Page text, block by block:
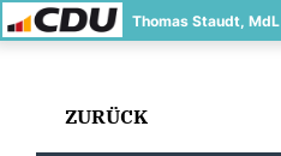
Thomas Staudt, MdL
ZURÜCK